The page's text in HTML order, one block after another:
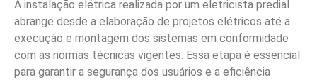
A instalação elétrica realizada por um eletricista predial
abrange desde a elaboração de projetos elétricos até a
execução e montagem dos sistemas em conformidade
com as normas técnicas vigentes. Essa etapa é essencial
para garantir a segurança dos usuários e a eficiência